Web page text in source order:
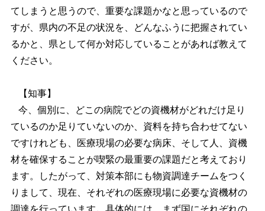
てしまうと思うので、重要な課題かなと思っているので
すが、県内の不足の状況を、どんなふうに把握されてい
るかと、県として何か対応していることがあれば教えて
ください。
【知事】
今、個別に、どこの病院でどの資機材がどれだけ足り
ているのか足りていないのか、資料を持ち合わせてない
ですけれども、医療現場の必要な病床、そして人、資機
材を確保することが喫緊の最重要の課題だと考えており
ます。したがって、対策本部にも物資調達チームをつく
りまして、現在、それぞれの医療現場に必要な資機材の
調達を行っています。具体的には、まず国にそれぞれの